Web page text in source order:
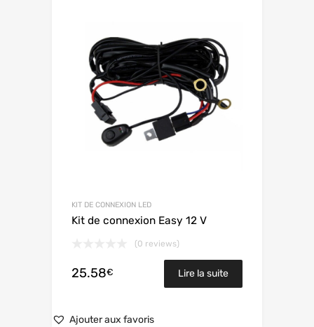
KIT DE CONNEXION LED
Kit de connexion Easy 12 V
(0 reviews)
25.58€ Lire la suite
Ajouter aux favoris